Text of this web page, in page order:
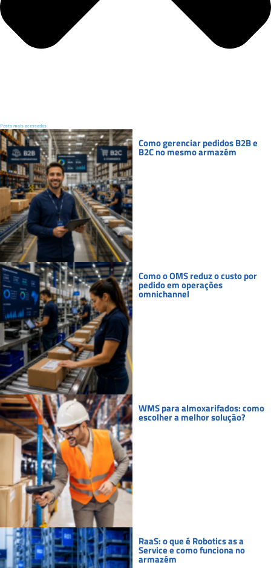
Posts mais acessados
Como gerenciar pedidos B2B e
B2C no mesmo armazém
Como o OMS reduz o custo por
pedido em operações
omnichannel
WMS para almoxarifados: como
escolher a melhor solução?
RaaS: o que é Robotics as a
Service e como funciona no
armazém